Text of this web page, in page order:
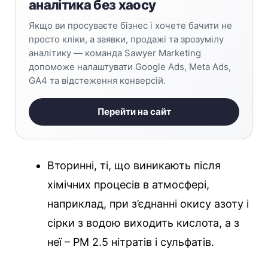
аналітика без хаосу
Якщо ви просуваєте бізнес і хочете бачити не
просто кліки, а заявки, продажі та зрозумілу
аналітику — команда Sawyer Marketing
допоможе налаштувати Google Ads, Meta Ads,
GA4 та відстеження конверсій.
Перейти на сайт
Вторинні, ті, що виникають після
хімічних процесів в атмосфері,
наприклад, при з’єднанні окису азоту і
сірки з водою виходить кислота, а з
неї – РМ 2.5 нітратів і сульфатів.